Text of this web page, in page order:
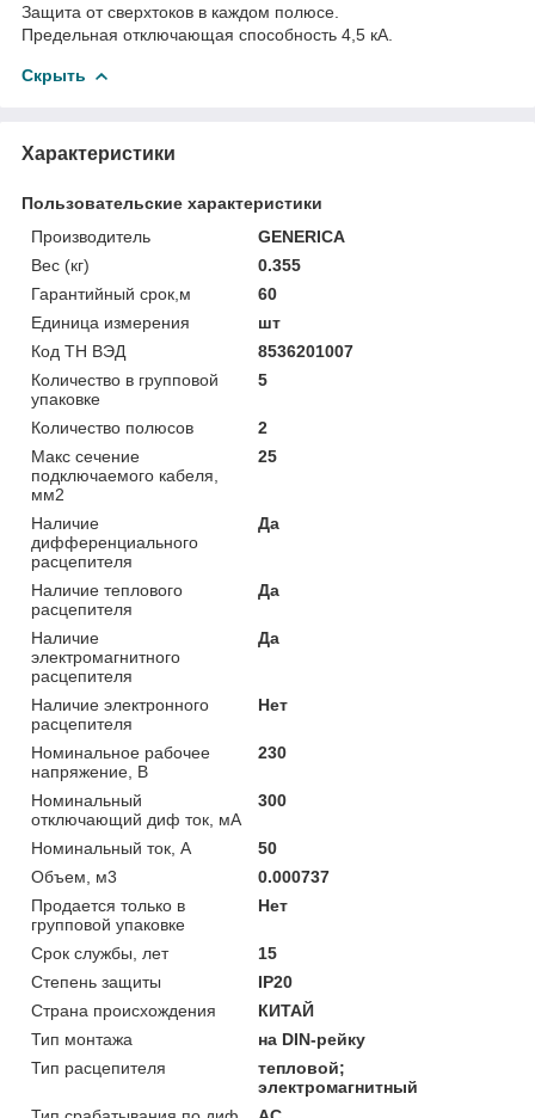
Защита от сверхтоков в каждом полюсе.
Предельная отключающая способность 4,5 кА.
Скрыть
Характеристики
Пользовательские характеристики
Производитель
GENERICA
Вес (кг)
0.355
Гарантийный срок,м
60
Единица измерения
шт
Код ТН ВЭД
8536201007
Количество в групповой
упаковке
5
Количество полюсов
2
Макс сечение
подключаемого кабеля,
мм2
25
Наличие
дифференциального
расцепителя
Да
Наличие теплового
расцепителя
Да
Наличие
электромагнитного
расцепителя
Да
Наличие электронного
расцепителя
Нет
Номинальное рабочее
напряжение, В
230
Номинальный
отключающий диф ток, мА
300
Номинальный ток, А
50
Объем, м3
0.000737
Продается только в
групповой упаковке
Нет
Срок службы, лет
15
Степень защиты
IP20
Страна происхождения
КИТАЙ
Тип монтажа
на DIN-рейку
Тип расцепителя
тепловой;
электромагнитный